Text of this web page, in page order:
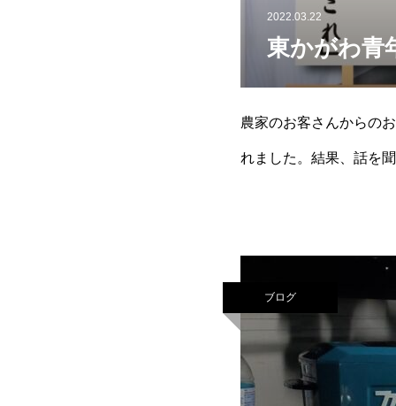
2022.03.22
東かがわ青
農家のお客さんからの
れました。結果、話を
ブログ